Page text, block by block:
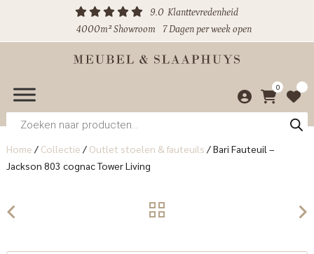
9.0 Klanttevredenheid
4000m² Showroom
7 Dagen per week open
0
Producten
zoeken
Home / Collectie / Outlet stoelen & fauteuils /Bari Fauteuil –
Jackson 803 cognac Tower Living